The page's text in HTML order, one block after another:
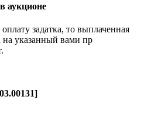
аукционе
задатка, то выплаченная
на указанный вами пр
]